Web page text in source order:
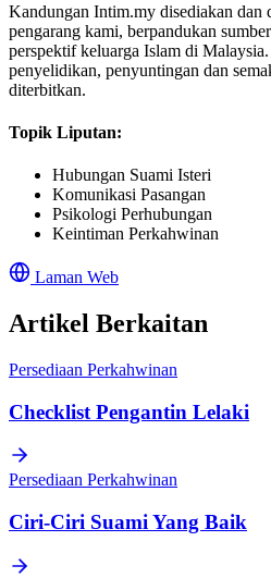
Kandungan Intim.my disediakan dan
pengarang kami, berpandukan
perspektif keluarga Islam di
penyelidikan, penyuntingan dan
diterbitkan.
Topik Liputan:
Hubungan Suami Isteri
Komunikasi Pasangan
Psikologi Perhubungan
Keintiman Perkahwinan
Laman Web
Artikel Berkaitan
Persediaan Perkahwinan
Checklist Pengantin Lelaki
Persediaan Perkahwinan
Ciri-Ciri Suami Yang Baik